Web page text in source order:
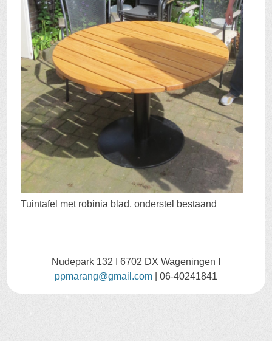
Tuintafel met robinia blad, onderstel bestaand
Nudepark 132 I 6702 DX Wageningen I
ppmarang@gmail.com | 06-40241841